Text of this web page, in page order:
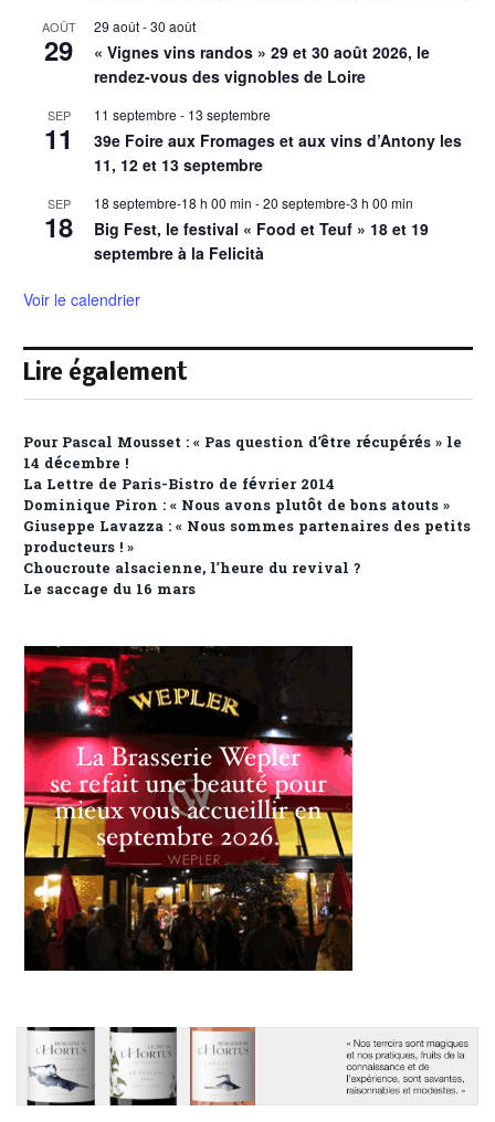
AOÛT
29
29 août-30 août
« Vignes vins randos » 29 et 30 août 2026, le
rendez-vous des vignobles de Loire
SEP
11
11 septembre - 13 septembre
39e Foire aux Fromages et aux vins d’Antony les
11, 12 et 13 septembre
SEP
18
18 septembre-18 h 00 min -20 septembre-3 h 00 min
Big Fest, le festival « Food et Teuf » 18 et 19
septembre à la Felicità
Voir le calendrier
Lire également
Pour Pascal Mousset : « Pas question d’être récupérés » le
14 décembre !
La Lettre de Paris-Bistro de février 2014
Dominique Piron : « Nous avons plutôt de bons atouts »
Giuseppe Lavazza : « Nous sommes partenaires des petits
producteurs ! »
Choucroute alsacienne, l’heure du revival ?
Le saccage du 16 mars